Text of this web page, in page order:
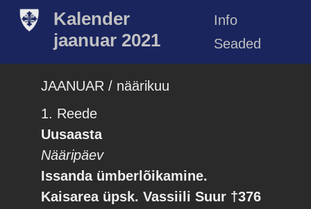
Kalender
jaanuar 2021
Info
Seaded
JAANUAR / näärikuu
1. Reede
Uusaasta
Nääripäev
Issanda ümberlõikamine.
Kaisarea üpsk. Vassiili Suur †376